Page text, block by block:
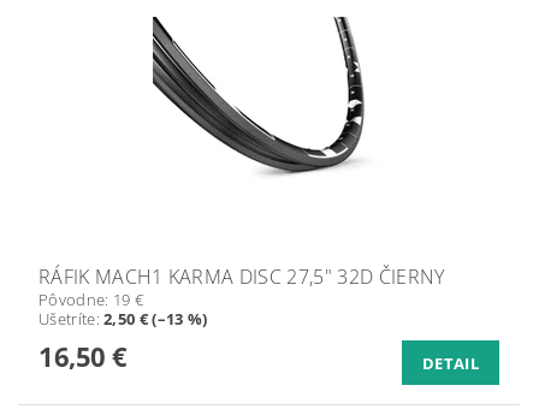
RÁFIK MACH1 KARMA DISC 27,5" 32D ČIERNY
Pôvodne: 19 €
Ušetríte:2,50 € (–13 %)
16,50 € DETAIL